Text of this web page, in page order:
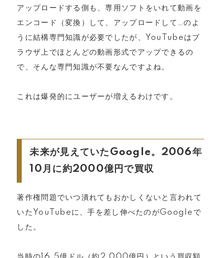
アップロードする側も、専用ソフトをいれて動画を
エンコード（変換）して、アップロードして…のよ
うに結構専門知識が必要でしたが、YouTubeはブ
ラウザ上でほとんどの動画形式でアップできるの
で、そんな専門知識が不要なんですよね。
これは爆発的にユーザーが増えるわけです。
未来が見えていたGoogle。2006年
10月に約2000億円で買収
著作権問題でいつ潰れてもおかしくないと言われて
いたYouTubeに、手を差し伸べたのがGoogleで
した。